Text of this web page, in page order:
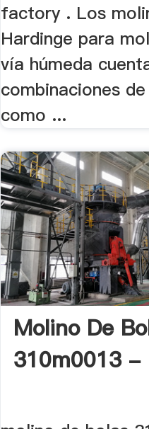
factory . Los
Hardinge para
vía húmeda
combinaciones
como ...
Molino De
310m0013 -